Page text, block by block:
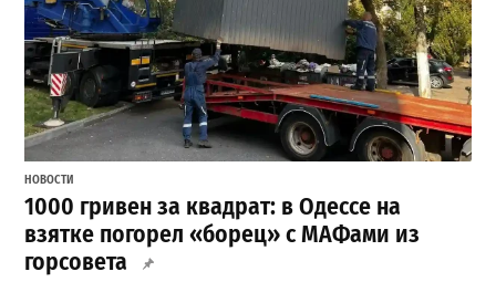
НОВОСТИ
1000 гривен за квадрат: в Одессе на
взятке погорел «борец» с МАФами из
горсовета